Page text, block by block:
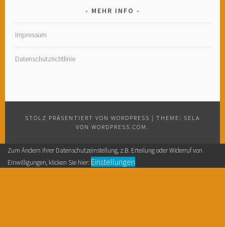
MEHR INFO
Impressum
Datenschutzrichtlinie
STOLZ PRÄSENTIERT VON WORDPRESS | THEME: SELA
VON WORDPRESS.COM .
Zum Ändern Ihrer Datenschutzeinstellung, z.B. Erteilung oder Widerruf von
Einwilligungen, klicken Sie hier: Einstellungen